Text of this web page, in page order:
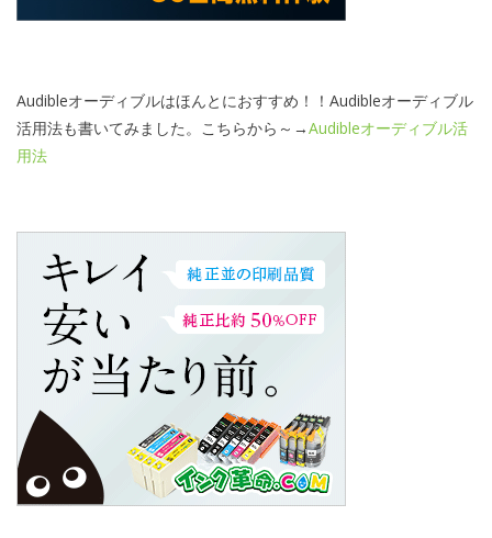
Audibleオーディブルはほんとにおすすめ！！Audibleオーディブル
活用法も書いてみました。こちらから～→Audibleオーディブル活
用法